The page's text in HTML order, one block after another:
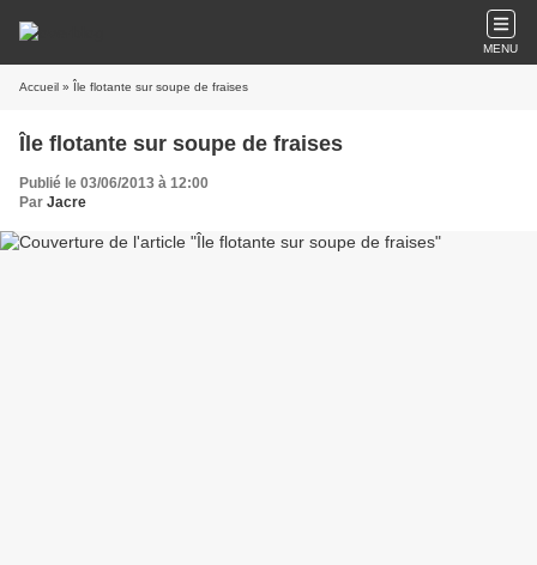
MENU
Accueil » Île flotante sur soupe de fraises
Île flotante sur soupe de fraises
Publié le 03/06/2013 à 12:00
Par Jacre